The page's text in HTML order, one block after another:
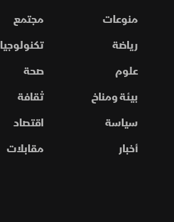
منوعات
مجتمع
رياضة
تكنولوجيا
علوم
صحة
بيئة ومناخ
ثقافة
سياسة
اقتصاد
أخبار
مقابلات